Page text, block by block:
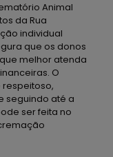
Animal
da Rua
individual
que os donos
melhor atenda
O
seguindo até a
ser feita no